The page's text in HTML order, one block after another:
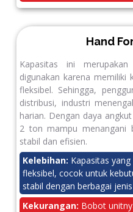
Hand
Kapasitas ini
digunakan karena memiliki
fleksibel. Sehingga,
distribusi, industri
harian. Dengan daya
2 ton mampu menangani
stabil dan efisien.
Kelebihan: Kapasitas
fleksibel, cocok untuk
stabil dengan berbagai
Kekurangan: Bobot